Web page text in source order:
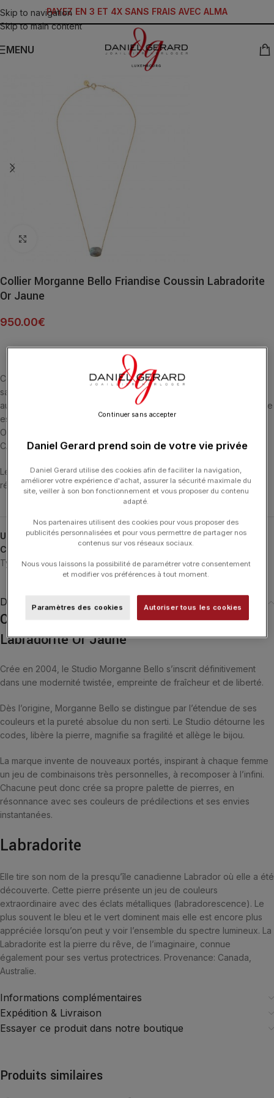
Skip to navigation
Skip to main content
PAYEZ EN 3 ET 4X SANS FRAIS AVEC ALMA
MENU
Click to enlarge
Collier Morganne Bello Friandise Coussin Labradorite
Or Jaune
950.00€
Cette collection emblématique met les pierres fines en majesté,
sans griffe, ni serti, au contact de la peau. La taille en « coussin »
aux multiples facettes apporte douceur et élégance. La Labradorite
est la pierre de l’Imaginaire et a des Vertus Protectrices. COLLIER
OR JAUNE 18 CARATS ET LABRADORITE MULTI-FACETTÉE (6,25
CARATS).
Les colliers ont une longueur de 42 cm et ont 3 anneaux de
réglage.
UGS : 1013YB1A109
Catégories :
Colliers, Colliers Friandise, MORGANNE BELLO
Typologies
Description
Collier Morganne Bello Friandise Coussin
Labradorite Or Jaune
Crée en 2004, le Studio Morganne Bello s’inscrit définitivement
dans une modernité twistée, empreinte de fraîcheur et de liberté.
Dès l’origine, Morganne Bello se distingue par l’étendue de ses
couleurs et la pureté absolue du non serti. Le Studio détourne les
codes, libère la pierre, magnifie sa fragilité et allège le bijou.
La marque invente de nouveaux portés, inspirant à chaque femme
un jeu de combinaisons très personnelles, à recomposer à l’infini.
Chacune peut donc crée sa propre palette de pierres, en
résonnance avec ses couleurs de prédilections et ses envies
instantanées.
Labradorite
Elle tire son nom de la presqu’île canadienne Labrador où elle a été
découverte. Cette pierre présente un jeu de couleurs
extraordinaire avec des éclats métalliques (labradorescence). Le
plus souvent le bleu et le vert dominent mais elle est encore plus
appréciée lorsqu’on peut y voir l’ensemble du spectre lumineux. La
Labradorite est la pierre du rêve, de l’imaginaire, connue
également pour ses vertus protectrices. Provenance: Canada,
Australie.
Informations complémentaires
Expédition & Livraison
Essayer ce produit dans notre boutique
Produits similaires
Daniel Gerard prend soin de votre vie privée
Daniel Gerard utilise des cookies afin de faciliter la navigation,
améliorer votre expérience d'achat, assurer la sécurité maximale du
site, veiller à son bon fonctionnement et vous proposer du contenu
adapté.
Nos partenaires utilisent des cookies pour vous proposer des
publicités personnalisées et pour vous permettre de partager nos
contenus sur vos réseaux sociaux.
Nous vous laissons la possibilité de paramétrer votre consentement
et modifier vos préférences à tout moment.
Paramètres des cookies Autoriser tous les cookies
Continuer sans accepter